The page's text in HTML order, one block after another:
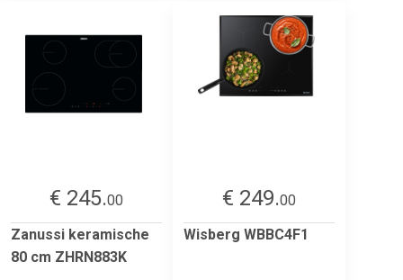
€ 245.00
Zanussi keramische
80 cm ZHRN883K
€ 249.00
Wisberg WBBC4F1